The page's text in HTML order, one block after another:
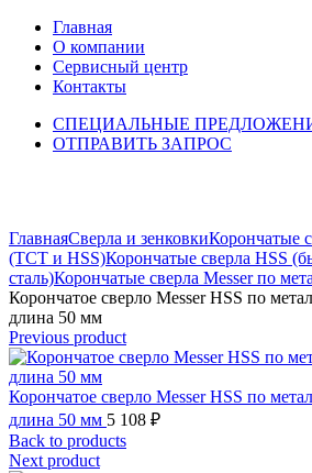
Главная
О компании
Сервисный центр
Контакты
СПЕЦИАЛЬНЫЕ
ОТПРАВИТЬ ЗАПРОС
ГлавнаяСверла и зенковкиКорончатые
(TCT и HSS)Корончатые сверла HSS
сталь)Корончатые сверла Messer по
Корончатое сверло Messer HSS по
длина 50 мм
Previous product
Корончатое сверло Messer HSS по
длина 50 мм 5 108 ₽
Back to products
Next product